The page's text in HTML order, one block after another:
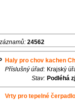
24562
Haly pro chov kachen
Příslušný úřad: Krajský
Stav: Podléhá
Vrty pro tepelné